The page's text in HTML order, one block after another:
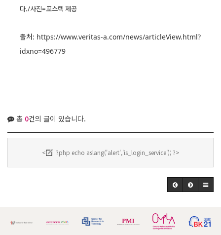
다./사진=포스텍 제공
출처: https://www.veritas-a.com/news/articleView.html?
idxno=496779
총 0건의 글이 있습니다.
< ?php echo aslang('alert','is_login_service'); ?>